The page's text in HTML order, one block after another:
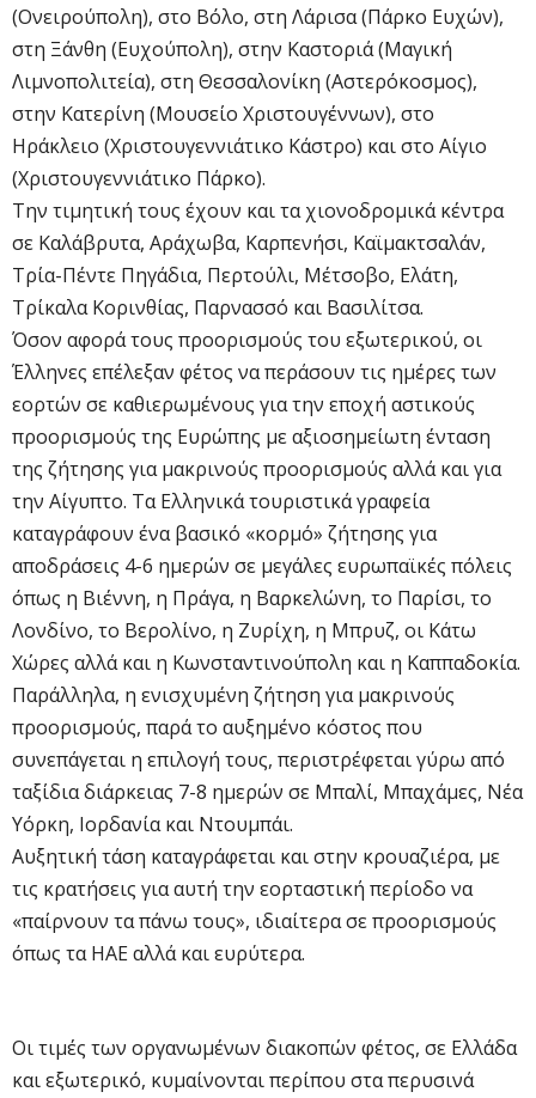
(Ονειρούπολη), στο Βόλο, στη Λάρισα (Πάρκο Ευχών),
στη Ξάνθη (Ευχούπολη), στην Καστοριά (Μαγική
Λιμνοπολιτεία), στη Θεσσαλονίκη (Αστερόκοσμος),
στην Κατερίνη (Μουσείο Χριστουγέννων), στο
Ηράκλειο (Χριστουγεννιάτικο Κάστρο) και στo Αίγιο
(Χριστουγεννιάτικο Πάρκο).
Την τιμητική τους έχουν και τα χιονοδρομικά κέντρα
σε Καλάβρυτα, Αράχωβα, Καρπενήσι, Καϊμακτσαλάν,
Τρία-Πέντε Πηγάδια, Περτούλι, Μέτσοβο, Ελάτη,
Τρίκαλα Κορινθίας, Παρνασσό και Βασιλίτσα.
Όσον αφορά τους προορισμούς του εξωτερικού, οι
Έλληνες επέλεξαν φέτος να περάσουν τις ημέρες των
εορτών σε καθιερωμένους για την εποχή αστικούς
προορισμούς της Ευρώπης με αξιοσημείωτη ένταση
της ζήτησης για μακρινούς προορισμούς αλλά και για
την Αίγυπτο. Τα Ελληνικά τουριστικά γραφεία
καταγράφουν ένα βασικό «κορμό» ζήτησης για
αποδράσεις 4-6 ημερών σε μεγάλες ευρωπαϊκές πόλεις
όπως η Βιέννη, η Πράγα, η Βαρκελώνη, το Παρίσι, το
Λονδίνο, το Βερολίνο, η Ζυρίχη, η Μπρυζ, οι Κάτω
Χώρες αλλά και η Κωνσταντινούπολη και η Καππαδοκία.
Παράλληλα, η ενισχυμένη ζήτηση για μακρινούς
προορισμούς, παρά το αυξημένο κόστος που
συνεπάγεται η επιλογή τους, περιστρέφεται γύρω από
ταξίδια διάρκειας 7-8 ημερών σε Μπαλί, Μπαχάμες, Νέα
Υόρκη, Ιορδανία και Ντουμπάι.
Αυξητική τάση καταγράφεται και στην κρουαζιέρα, με
τις κρατήσεις για αυτή την εορταστική περίοδο να
«παίρνουν τα πάνω τους», ιδιαίτερα σε προορισμούς
όπως τα ΗΑΕ αλλά και ευρύτερα.
Οι τιμές των οργανωμένων διακοπών φέτος, σε Ελλάδα
και εξωτερικό, κυμαίνονται περίπου στα περυσινά